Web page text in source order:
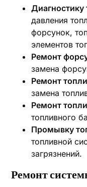
давления
форсунок,
элементов
Ремонт
замена
Ремонт
замена
Ремонт
топливного
Промывку
топливной
загрязнений.
Ремонт